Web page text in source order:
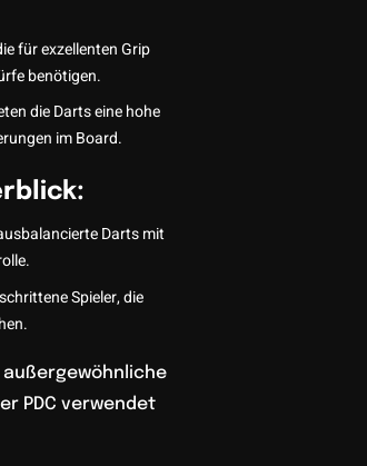
für exzellenten Grip
benötigen.
die Darts eine hohe
im Board.
Darts mit
Spieler, die
PDC verwendet